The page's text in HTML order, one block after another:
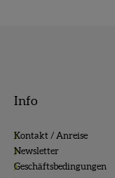
Info
Kontakt / Anreise
Newsletter
Geschäftsbedingungen